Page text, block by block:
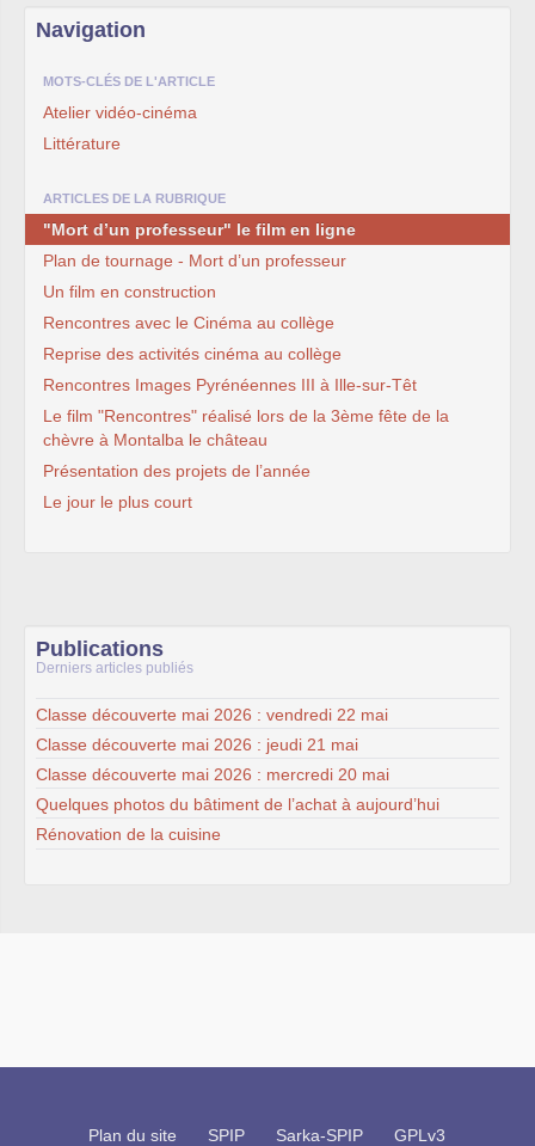
Navigation
MOTS-CLÉS DE L'ARTICLE
Atelier vidéo-cinéma
Littérature
ARTICLES DE LA RUBRIQUE
"Mort d’un professeur" le film en ligne
Plan de tournage - Mort d’un professeur
Un film en construction
Rencontres avec le Cinéma au collège
Reprise des activités cinéma au collège
Rencontres Images Pyrénéennes III à Ille-sur-Têt
Le film "Rencontres" réalisé lors de la 3ème fête de la
chèvre à Montalba le château
Présentation des projets de l’année
Le jour le plus court
Publications
Derniers articles publiés
Classe découverte mai 2026 : vendredi 22 mai
Classe découverte mai 2026 : jeudi 21 mai
Classe découverte mai 2026 : mercredi 20 mai
Quelques photos du bâtiment de l’achat à aujourd’hui
Rénovation de la cuisine
Plan du site SPIP Sarka-SPIP GPLv3